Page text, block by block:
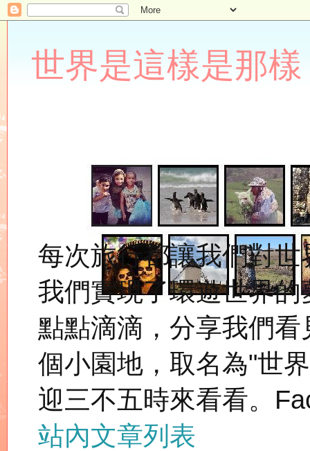
世界是這樣是那樣
每次旅行都讓我們對
我們實現了環遊世界
點點滴滴，分享我們
個小園地，取名為"世
迎三不五時來看看。
站內文章列表